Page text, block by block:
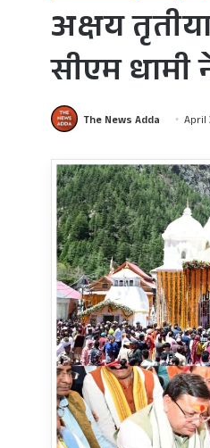
अक्षय
सीएम धामी
The News Adda April